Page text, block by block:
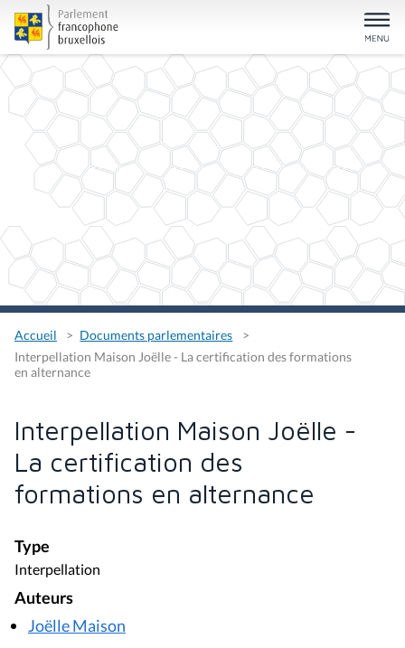
Accueil
Documents parlementaires
Interpellation Maison Joëlle - La certification des formations
en alternance
Interpellation Maison Joëlle -
La certification des
formations en alternance
Type
Interpellation
Auteurs
Joëlle Maison